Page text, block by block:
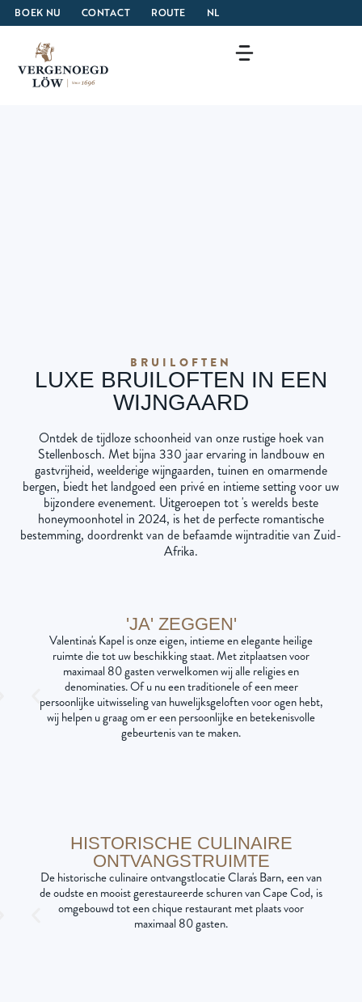
BOEK NU CONTACT ROUTE NL
BRUILOFTEN
LUXE BRUILOFTEN IN EEN
WIJNGAARD
Ontdek de tijdloze schoonheid van onze rustige hoek van
Stellenbosch. Met bijna 330 jaar ervaring in landbouw en
gastvrijheid, weelderige wijngaarden, tuinen en omarmende
bergen, biedt het landgoed een privé en intieme setting voor uw
bijzondere evenement. Uitgeroepen tot 's werelds beste
honeymoonhotel in 2024, is het de perfecte romantische
bestemming, doordrenkt van de befaamde wijntraditie van Zuid-
Afrika.
'JA' ZEGGEN'
Valentina's Kapel is onze eigen, intieme en elegante heilige
ruimte die tot uw beschikking staat. Met zitplaatsen voor
maximaal 80 gasten verwelkomen wij alle religies en
denominaties. Of u nu een traditionele of een meer
persoonlijke uitwisseling van huwelijksgeloften voor ogen hebt,
wij helpen u graag om er een persoonlijke en betekenisvolle
gebeurtenis van te maken.
HISTORISCHE CULINAIRE
ONTVANGSTRUIMTE
De historische culinaire ontvangstlocatie Clara's Barn, een van
de oudste en mooist gerestaureerde schuren van Cape Cod, is
omgebouwd tot een chique restaurant met plaats voor
maximaal 80 gasten.